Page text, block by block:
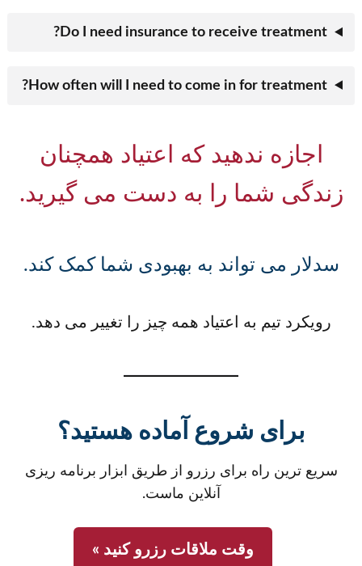
Do I need insurance to receive treatment?
How often will I need to come in for treatment?
اجازه ندهید که اعتیاد همچنان
زندگی شما را به دست می گیرید.
سدلار می تواند به بهبودی شما کمک کند.
رویکرد تیم به اعتیاد همه چیز را تغییر می دهد.
برای شروع آماده هستید؟
سریع ترین راه برای رزرو از طریق ابزار برنامه ریزی
آنلاین ماست.
وقت ملاقات رزرو کنید »